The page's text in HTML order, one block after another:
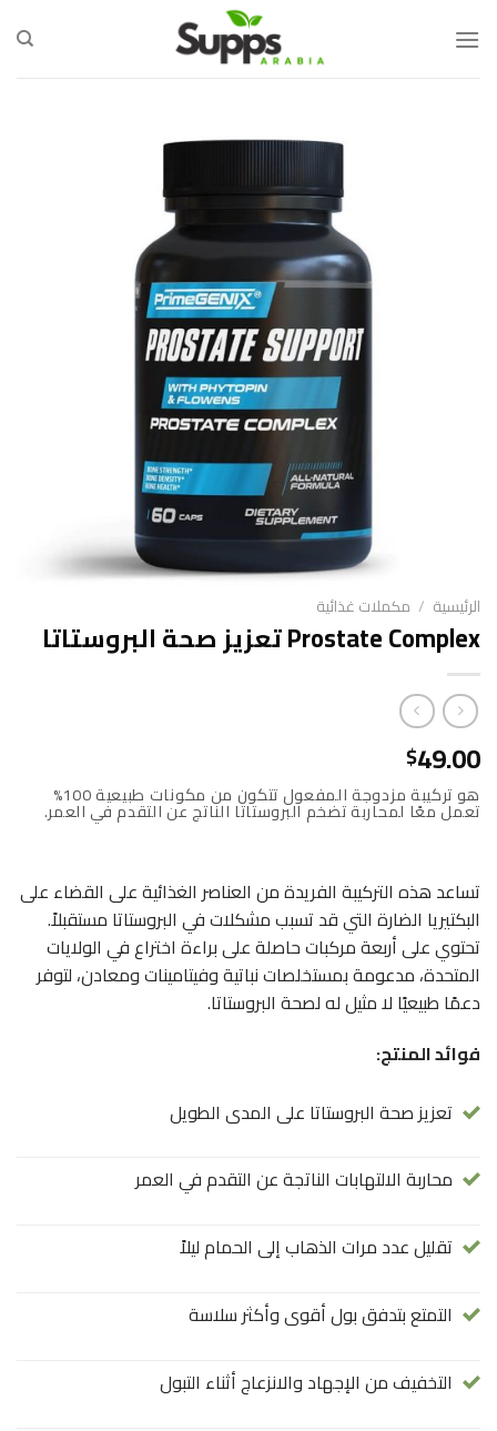
الرئيسية / مكملات غذائية
Prostate Complex تعزيز صحة البروستاتا
$49.00
هو تركيبة مزدوجة المفعول تتكون من مكونات طبيعية 100%
تعمل معًا لمحاربة تضخم البروستاتا الناتج عن التقدم في العمر.
تساعد هذه التركيبة الفريدة من العناصر الغذائية على القضاء على
البكتيريا الضارة التي قد تسبب مشكلات في البروستاتا مستقبلاً.
تحتوي على أربعة مركبات حاصلة على براءة اختراع في الولايات
المتحدة، مدعومة بمستخلصات نباتية وفيتامينات ومعادن، لتوفر
دعمًا طبيعيًا لا مثيل له لصحة البروستاتا.
فوائد المنتج:
تعزيز صحة البروستاتا على المدى الطويل
محاربة الالتهابات الناتجة عن التقدم في العمر
تقليل عدد مرات الذهاب إلى الحمام ليلاً
التمتع بتدفق بول أقوى وأكثر سلاسة
التخفيف من الإجهاد والانزعاج أثناء التبول